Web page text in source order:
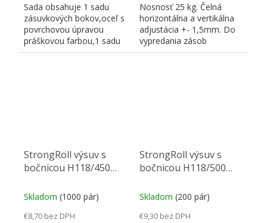
Sada obsahuje 1 sadu
zásuvkových bokov,oceľ s
povrchovou úpravou
práškovou farbou,1 sadu
korpusových koľajničiek...
Nosnosť 25 kg. Čelná
horizontálna a vertikálna
adjustácia +- 1,5mm. Do
vypredania zásob
StrongRoll výsuv s
bočnicou H118/450
Skladom (1000 pár)
€8,70 bez DPH
StrongRoll výsuv s
bočnicou H118/500
Skladom (200 pár)
€9,30 bez DPH